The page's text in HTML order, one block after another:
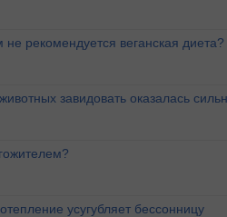
рекомендуется веганская диета?
завидовать оказалась
усугубляет бессонницу